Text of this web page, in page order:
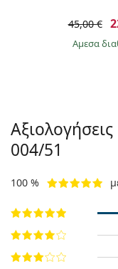
45,00 €
άμεσα
004/51
100 %